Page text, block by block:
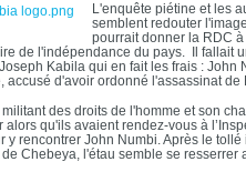
L'enquête piétine et les
semblent redouter
pourrait donner la RDC
de l'indépendance du pays. Il fallait
Kabila qui en fait les frais : John
accusé d'avoir ordonné l'assassinat de
des droits de l'homme et son
alors qu'ils avaient rendez-vous à
y rencontrer John Numbi. Après le
Chebeya, l'étau semble se resserrer